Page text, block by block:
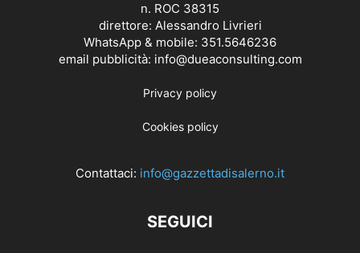
n. ROC 38315
direttore: Alessandro Livrieri
WhatsApp & mobile: 351.5646236
email pubblicità: info@dueaconsulting.com
Privacy policy
Cookies policy
Contattaci: info@gazzettadisalerno.it
SEGUICI